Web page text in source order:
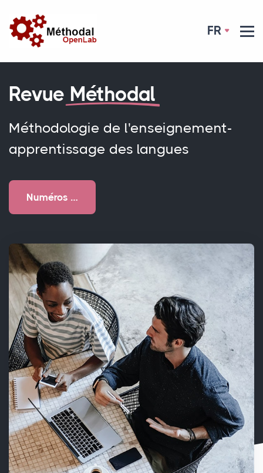
FR
Revue Méthodal
Méthodologie de l'enseignement-
apprentissage des langues
Numéros …